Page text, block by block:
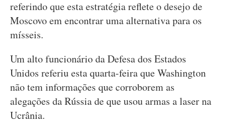
referindo que esta estratégia reflete o desejo de
Moscovo em encontrar uma alternativa para os
mísseis.
Um alto funcionário da Defesa dos Estados
Unidos referiu esta quarta-feira que Washington
não tem informações que corroborem as
alegações da Rússia de que usou armas a laser na
Ucrânia.